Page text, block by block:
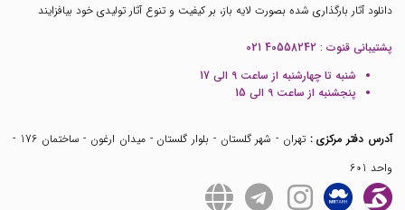
دانلود آثار بارگذاری شده بصورت لایه باز، بر کیفیت و تنوع آثار تولیدی خود بیافزایند
پشتیبانی قنوت : 021 40558242
شنبه تا چهارشنبه از ساعت 9 الی 17
پنجشنبه از ساعت 9 الی 15
آدرس دفتر مرکزی :
تهران - شهر گلستان - بلوار گلستان - میدان ارغون - ساختمان 176 -
واحد 601